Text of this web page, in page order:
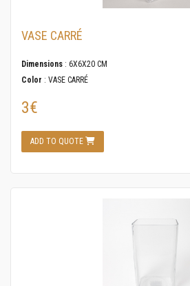
VASE CARRÉ
Dimensions : 6X6X20 CM
Color : VASE CARRÉ
3€
ADD TO QUOTE